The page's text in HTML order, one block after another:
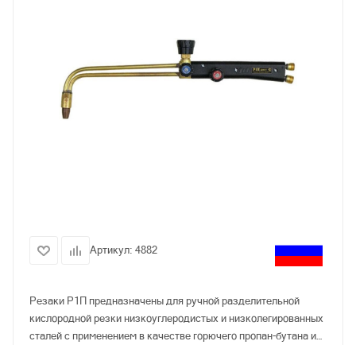
Артикул: 4882
Резаки Р1П предназначены для ручной разделительной
кислородной резки низкоуглеродистых и низколегированных
сталей с применением в качестве горючего пропан-бутана и